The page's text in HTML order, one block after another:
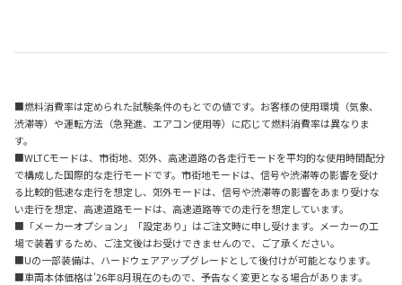
■燃料消費率は定められた試験条件のもとでの値です。お客様の使用環境（気象、
渋滞等）や運転方法（急発進、エアコン使用等）に応じて燃料消費率は異なりま
す。
■WLTCモードは、市街地、郊外、高速道路の各走行モードを平均的な使用時間配分
で構成した国際的な走行モードです。市街地モードは、信号や渋滞等の影響を受け
る比較的低速な走行を想定し、郊外モードは、信号や渋滞等の影響をあまり受けな
い走行を想定、高速道路モードは、高速道路等での走行を想定しています。
■「メーカーオプション」「設定あり」はご注文時に申し受けます。メーカーの工
場で装着するため、ご注文後はお受けできませんので、ご了承ください。
■Uの一部装備は、ハードウェアアップグレードとして後付けが可能となります。
■車両本体価格は'26年8月現在のもので、予告なく変更となる場合があります。